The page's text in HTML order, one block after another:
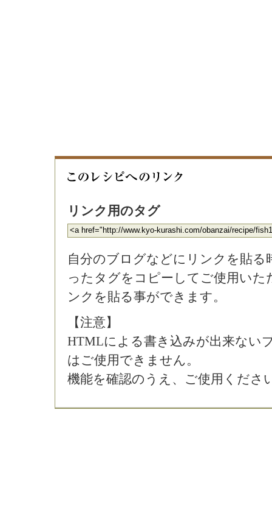
リンク用のタグ
自分のブログなどにリンクを貼る
ったタグをコピーしてご使用いた
ンクを貼る事ができます。
【注意】
HTMLによる書き込みが出来ない
はご使用できません。
機能を確認のうえ、ご使用くださ